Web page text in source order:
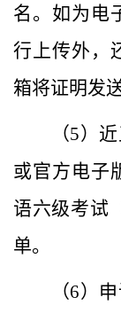
名。如为电
行上传外，
箱将证明发
（5）
或官方电子
语六级考试
单。
（6）